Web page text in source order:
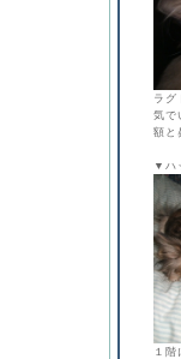
ラグ
気で
額と
▼ハ
１